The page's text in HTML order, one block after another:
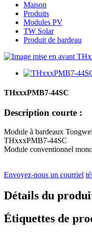
Maison
Produits
Modules PV
TW Solar
Produit de bardeau
THxxxPMB7-44SC
Description courte :
Module à bardeaux
THxxxPMB7-44SC
Module conventionnel
Envoyez-nous un courriel
Détails du
Étiquettes de